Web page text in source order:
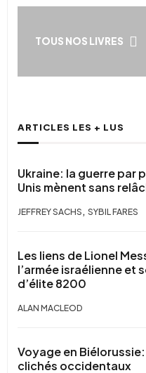
TOUS NOS LIVRES
ARTICLES LES + LUS
Ukraine: la guerre par
Unis mènent sans
JEFFREY SACHS , SYBIL FARES
Les liens de Lionel
l’armée israélienne et
d’élite 8200
ALAN MACLEOD
Voyage en
clichés occidentaux